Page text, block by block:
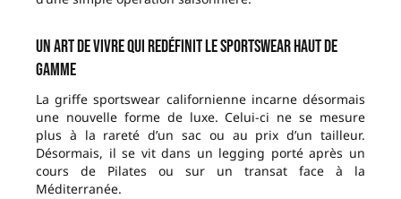
Un art de vivre qui redéfinit le sportswear haut de
gamme
La griffe sportswear californienne incarne désormais
une nouvelle forme de luxe. Celui-ci ne se mesure
plus à la rareté d’un sac ou au prix d’un tailleur.
Désormais, il se vit dans un legging porté après un
cours de Pilates ou sur un transat face à la
Méditerranée.